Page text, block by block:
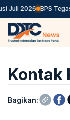
Juli 2026 BPS
Kontak
Bagikan: